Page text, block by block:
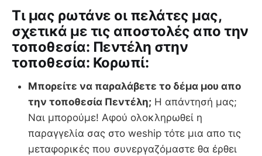
Tι μας ρωτάνε οι πελάτες μας,
σχετικά με τις αποστολές απο την
τοποθεσία: Πεντέλη στην
τοποθεσία: Κορωπί:
Μπορείτε να παραλάβετε το δέμα μου απο
την τοποθεσία Πεντέλη; Η απάντησή μας;
Ναι μπορούμε! Αφού ολοκληρωθεί η
παραγγελία σας στο weship τότε μια απο τις
μεταφορικές που συνεργαζόμαστε θα έρθει